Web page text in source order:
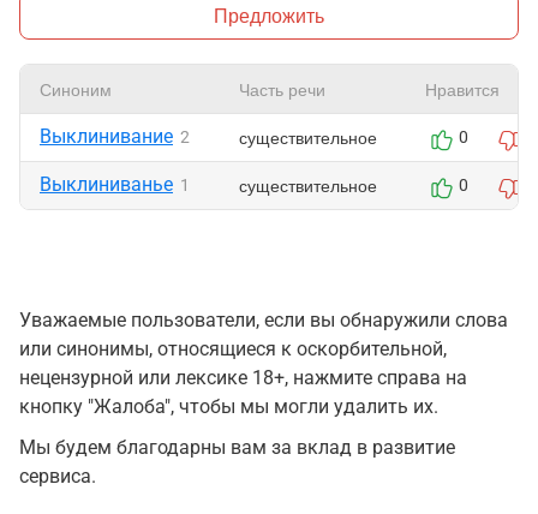
Предложить
Синоним Часть речи Нравится
Выклинивание 2 существительное 0
Выклиниванье 1 существительное 0
Уважаемые пользователи, если вы обнаружили слова
или синонимы, относящиеся к оскорбительной,
нецензурной или лексике 18+, нажмите справа на
кнопку "Жалоба", чтобы мы могли удалить их.
Мы будем благодарны вам за вклад в развитие
сервиса.